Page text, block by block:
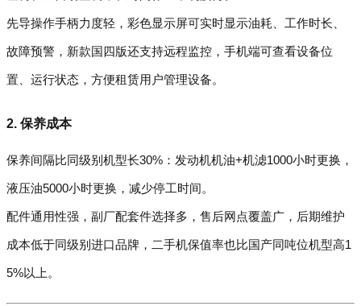
先导操作手柄力度轻，彩色显示屏可实时显示油耗、工作时长、
故障预警，新款国四版还支持远程监控，手机端可查看设备位
置、运行状态，方便租赁用户管理设备。
2. 保养成本
保养间隔比同级别机型长30%：发动机机油+机滤1000小时更换，
液压油5000小时更换，减少停工时间。
配件通用性强，副厂配套件选择多，售后网点覆盖广，后期维护
成本低于同级别进口品牌，二手机保值率也比国产同吨位机型高1
5%以上。